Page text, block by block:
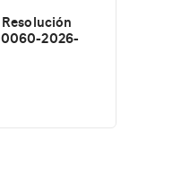
2026-